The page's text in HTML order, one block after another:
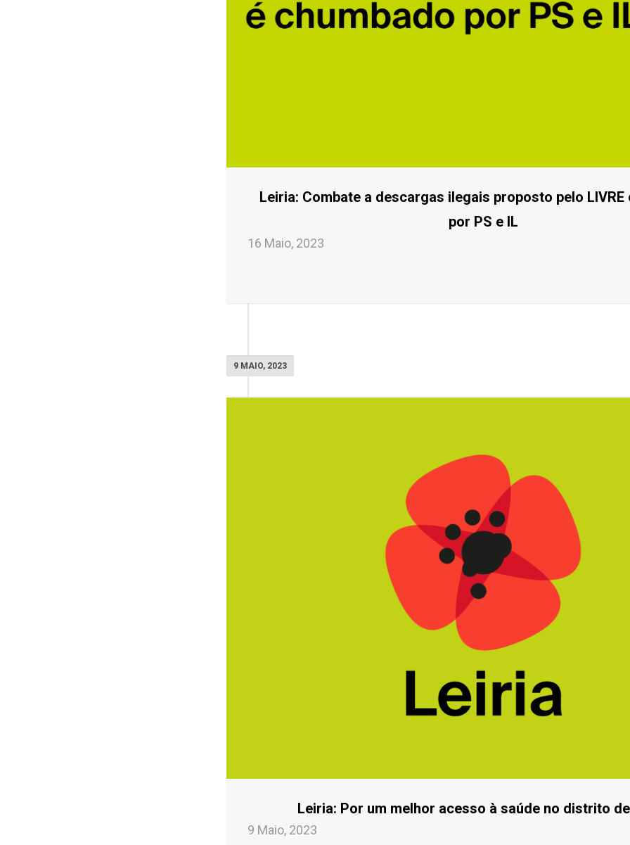
Leiria: Combate a descargas ilegais proposto pelo LIVRE
por PS e IL
16 Maio, 2023
9 MAIO, 2023
Leiria: Por um melhor acesso à saúde no distrito
9 Maio, 2023